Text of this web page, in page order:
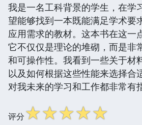
我是一名工科背景的学生，在学
望能够找到一本既能满足学术要
应用需求的教材。这本书在这一
它不仅仅是理论的堆砌，而是非
和可操作性。我看到一些关于材
以及如何根据这些性能来选择合
对我未来的学习和工作都非常有
评分☆☆☆☆☆